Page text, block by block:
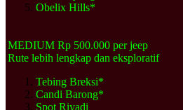
Obelix Hills*
MEDIUM Rp 500.000 per jeep
Rute lebih lengkap dan eksploratif
Tebing Breksi*
Candi Barong*
Spot Riyadi